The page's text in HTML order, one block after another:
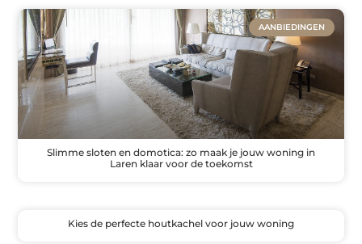
AANBIEDINGEN
Slimme sloten en domotica: zo maak je jouw woning in
Laren klaar voor de toekomst
Kies de perfecte houtkachel voor jouw woning